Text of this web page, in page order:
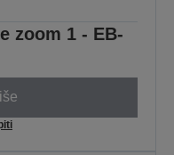
zoom 1 - EB-